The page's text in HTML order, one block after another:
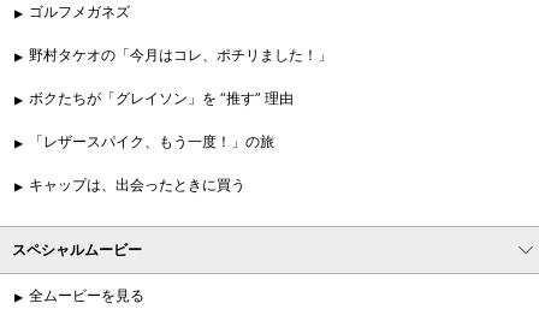
ゴルフメガネズ
野村タケオの「今月はコレ、ポチリました！」
ボクたちが「グレイソン」を “推す” 理由
「レザースパイク、もう一度！」の旅
キャップは、出会ったときに買う
スペシャルムービー
全ムービーを見る